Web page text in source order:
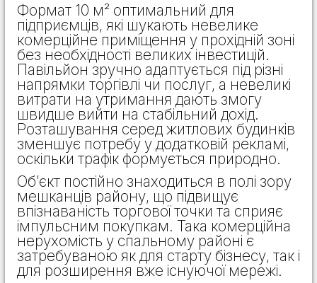
Формат 10 м² оптимальний для
підприємців, які шукають невелике
комерційне приміщення у прохідній зоні
без необхідності великих інвестицій.
Павільйон зручно адаптується під різні
напрямки торгівлі чи послуг, а невеликі
витрати на утримання дають змогу
швидше вийти на стабільний дохід.
Розташування серед житлових будинків
зменшує потребу у додатковій рекламі,
оскільки трафік формується природно.
Об’єкт постійно знаходиться в полі зору
мешканців району, що підвищує
впізнаваність торгової точки та сприяє
імпульсним покупкам. Така комерційна
нерухомість у спальному районі є
затребуваною як для старту бізнесу, так і
для розширення вже існуючої мережі.